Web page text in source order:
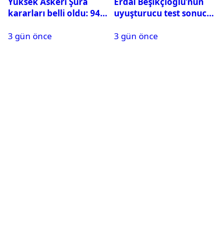
kararları belli oldu: 94
3 gün önce
uyuşturucu test sonucu
3 gün önce